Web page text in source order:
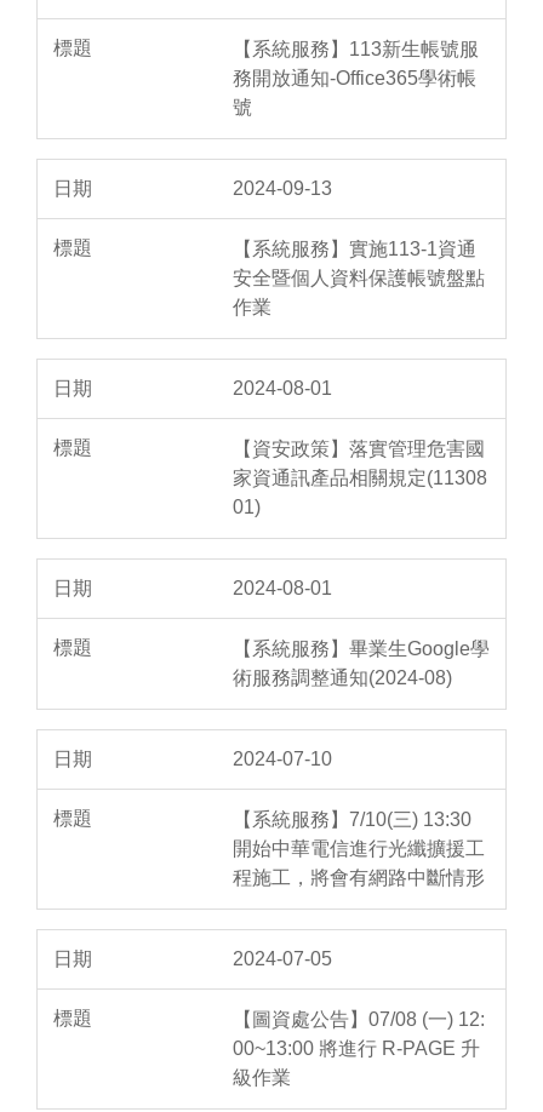
【系統服務】113新生帳號服
務開放通知-Office365學術帳
號
2024-09-13
【系統服務】實施113-1資通
安全暨個人資料保護帳號盤點
作業
2024-08-01
【資安政策】落實管理危害國
家資通訊產品相關規定(11308
01)
2024-08-01
【系統服務】畢業生Google學
術服務調整通知(2024-08)
2024-07-10
【系統服務】7/10(三) 13:30
開始中華電信進行光纖擴援工
程施工，將會有網路中斷情形
2024-07-05
【圖資處公告】07/08 (一) 12:
00~13:00 將進行 R-PAGE 升
級作業